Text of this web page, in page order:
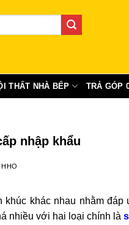
THẤT NHÀ BẾP TRẢ GÓP
nhập khẩu
khác nhau nhằm đáp
nhiều với hai loại chính là